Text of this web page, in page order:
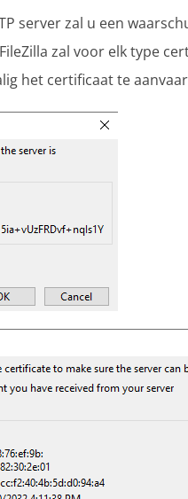
server zal u een
zal voor elk type
het certificaat te